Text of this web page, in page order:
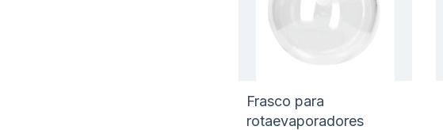
Frasco para
rotaevaporadores